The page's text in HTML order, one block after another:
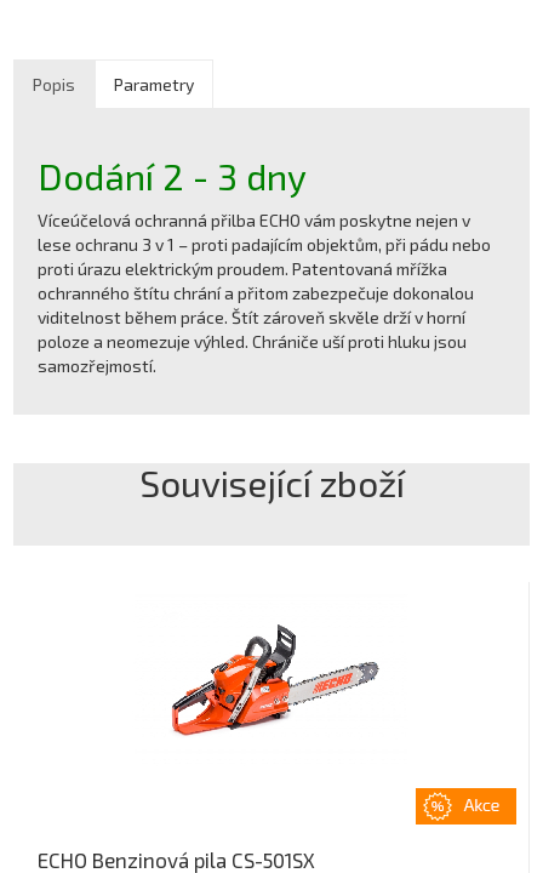
Popis Parametry
Dodání 2 - 3 dny
Víceúčelová ochranná přilba ECHO vám poskytne nejen v
lese ochranu 3 v 1 – proti padajícím objektům, při pádu nebo
proti úrazu elektrickým proudem. Patentovaná mřížka
ochranného štítu chrání a přitom zabezpečuje dokonalou
viditelnost během práce. Štít zároveň skvěle drží v horní
poloze a neomezuje výhled. Chrániče uší proti hluku jsou
samozřejmostí.
Související zboží
ECHO Benzinová pila CS-501SX